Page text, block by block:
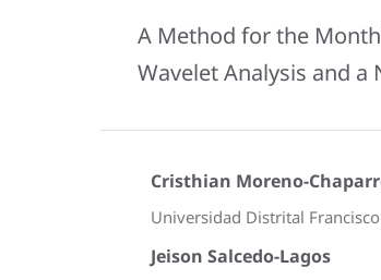
A Method for the
Wavelet Analysis and
Cristhian Moreno-
Universidad Distrital Francisco
Jeison Salcedo-Lagos